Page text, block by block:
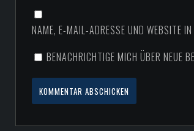
NAME, E-MAIL-ADRESSE UND WEBSITE
BENACHRICHTIGE MICH ÜBER NEUE